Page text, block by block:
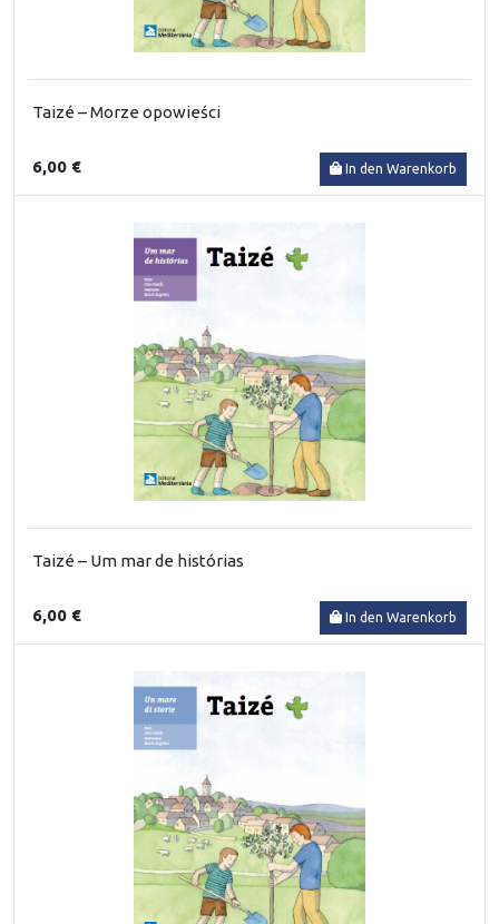
Taizé – Morze opowieści
6,00 € In den Warenkorb
Taizé – Um mar de histórias
6,00 € In den Warenkorb